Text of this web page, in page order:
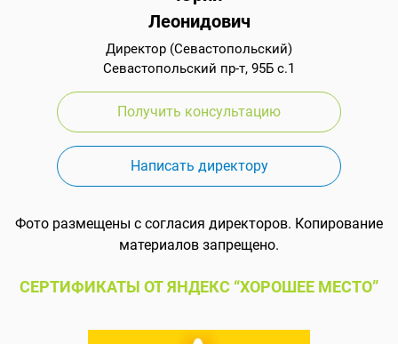
Леонидович
Директор (Севастопольский)
Севастопольский пр-т, 95Б с.1
Получить консультацию
Написать директору
Фото размещены с согласия директоров. Копирование
материалов запрещено.
СЕРТИФИКАТЫ ОТ ЯНДЕКС “ХОРОШЕЕ МЕСТО”